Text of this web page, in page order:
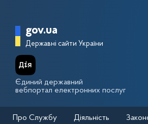
Головна сторінка
gov.ua
Державні сайти України
Єдиний державний
вебпортал електронних послуг
Про Службу Діяльність